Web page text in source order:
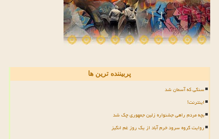
پربیننده ترین ها
سنگی که آسمان شد
اینترنت!
بچه مردم راهی جشنواره زلین جمهوری چک شد
روایت گروه سرود خرم آباد از یک روز غم انگیز